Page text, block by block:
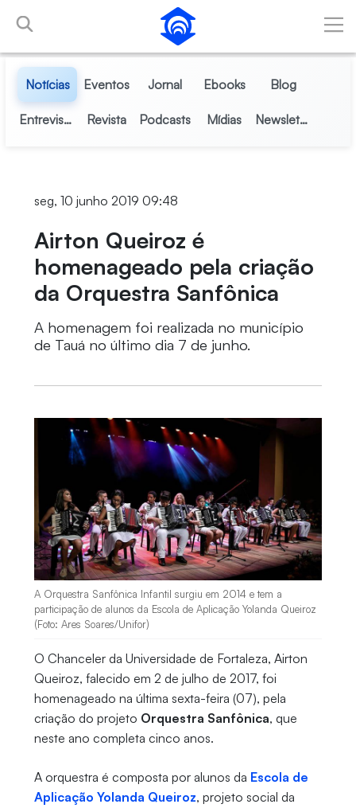
Pular para o Conteúdo principal
Notícias Eventos Jornal Ebooks Blog
Entrevistas Revista Podcasts Mídias Newsletter
seg, 10 junho 2019 09:48
Airton Queiroz é
homenageado pela criação
da Orquestra Sanfônica
A homenagem foi realizada no município
de Tauá no último dia 7 de junho.
A Orquestra Sanfônica Infantil surgiu em 2014 e tem a
participação de alunos da Escola de Aplicação Yolanda Queiroz
(Foto: Ares Soares/Unifor)
O Chanceler da Universidade de Fortaleza, Airton
Queiroz, falecido em 2 de julho de 2017, foi
homenageado na última sexta-feira (07), pela
criação do projeto Orquestra Sanfônica, que
neste ano completa cinco anos.
A orquestra é composta por alunos da Escola de
Aplicação Yolanda Queiroz, projeto social da